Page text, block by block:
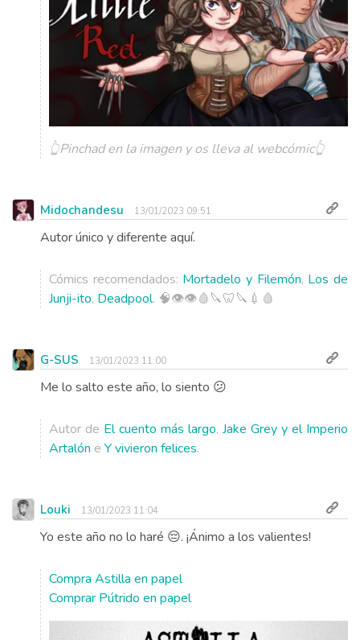
👆Pinchad en la imagen y os lleva al webcómic👆
Midochandesu 13/01/2023 09:51
Autor único y diferente aquí.
Cómics recomendados: Mortadelo y Filemón, Los de
Junji-ito, Deadpool. 🧠👁️👁️🩸🔪🦷🔪💉🩸
G-SUS 13/01/2023 11:00
Me lo salto este año, lo siento 😕
Autor de El cuento más largo, Jake Grey y el Imperio
Artalón e Y vivieron felices.
Louki 13/01/2023 11:04
Yo este año no lo haré 😔. ¡Ánimo a los valientes!
Compra Astilla en papel
Comprar Pútrido en papel